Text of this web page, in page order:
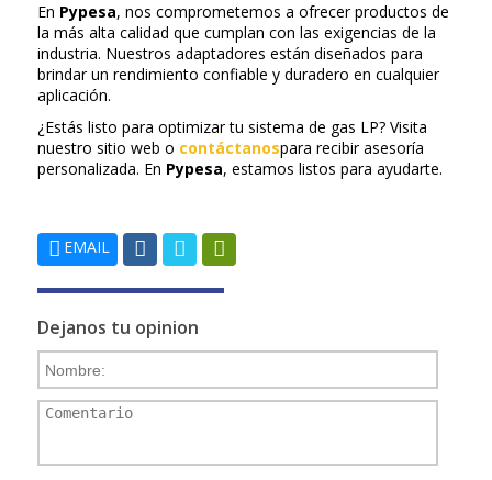
En Pypesa, nos comprometemos a ofrecer productos de
la más alta calidad que cumplan con las exigencias de la
industria. Nuestros adaptadores están diseñados para
brindar un rendimiento confiable y duradero en cualquier
aplicación.
¿Estás listo para optimizar tu sistema de gas LP? Visita
nuestro sitio web o contáctanospara recibir asesoría
personalizada. En Pypesa, estamos listos para ayudarte.
EMAIL
Dejanos tu opinion